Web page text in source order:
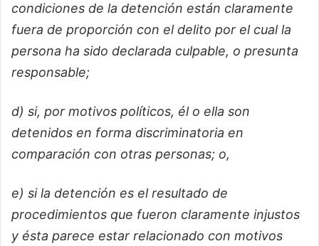
condiciones de la detención están claramente
fuera de proporción con el delito por el cual la
persona ha sido declarada culpable, o presunta
responsable;
d) si, por motivos políticos, él o ella son
detenidos en forma discriminatoria en
comparación con otras personas; o,
e) si la detención es el resultado de
procedimientos que fueron claramente injustos
y ésta parece estar relacionado con motivos